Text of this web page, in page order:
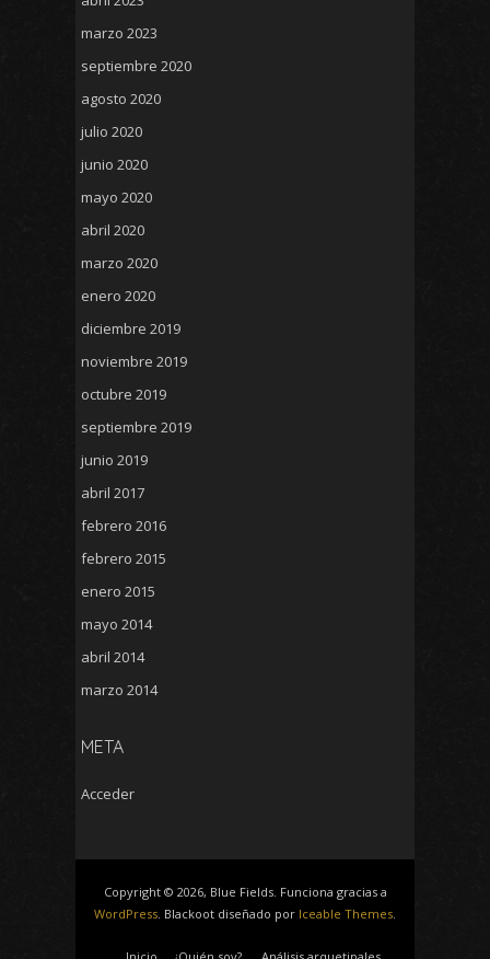
marzo 2023
septiembre 2020
agosto 2020
julio 2020
junio 2020
mayo 2020
abril 2020
marzo 2020
enero 2020
diciembre 2019
noviembre 2019
octubre 2019
septiembre 2019
junio 2019
abril 2017
febrero 2016
febrero 2015
enero 2015
mayo 2014
abril 2014
marzo 2014
META
Acceder
Copyright © 2026, Blue Fields. Funciona gracias a
WordPress. Blackoot diseñado por Iceable Themes.